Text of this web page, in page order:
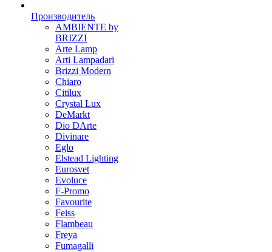
Производитель
AMBIENTE by
BRIZZI
Arte Lamp
Arti Lampadari
Brizzi Modern
Chiaro
Citilux
Crystal Lux
DeMarkt
Dio DArte
Divinare
Eglo
Elstead Lighting
Eurosvet
Evoluce
F-Promo
Favourite
Feiss
Flambeau
Freya
Fumagalli